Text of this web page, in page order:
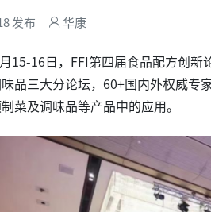
发布 华康
15-16日，FFI第四届食品配方创
品三大分论坛，60+国内外权威专
菜及调味品等产品中的应用。